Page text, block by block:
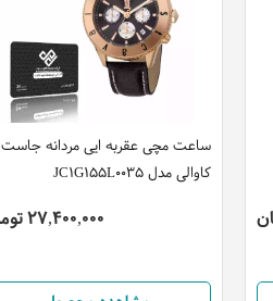
ساعت مچی عقربه ایی مردانه جاست
کاوالی مدل JC1G155L0035
27,400,000 تومان